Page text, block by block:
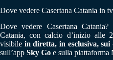
Dove vedere Casertana Catania in tv
Dove vedere Casertana
Catania, con calcio d’inizio alle
visibile in diretta, in esclusiva,
sull’app Sky Go e sulla piattaforma